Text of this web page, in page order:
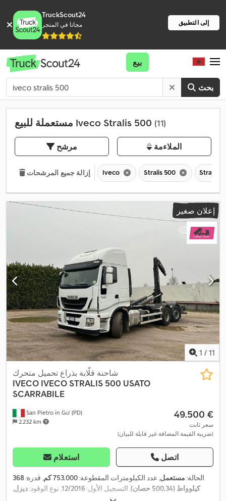
TruckScout24
مجانا في المتجر إلى التطبيق
بحث
بيع
مستعملة للبيع Iveco Stralis 500 (11)
مرشح الملاءمة
إزالة جميع المرشحات Iveco Stralis 500 Stralis
إعلان صغير
1 / 11
San Pietro in Gu' (PD)
2.232 km
شاحنة قلّابة بذراع تحميل متحرك
IVECO IVECO STRALIS 500 USATO
SCARRABILE
‏49.500 €
سعر ثابت
(ضريبة القيمة المضافة غير قابلة للبيان)
استعلام اتصل
الحالة: مستعمل, عدد الكيلومترات المقطوعة:753.000 كم , قدرة:368
كيلوواط (500,34 حصان)
, التسجيل الأول:12/2016, نوع الوقود:ديزل,
, نوع التروس: